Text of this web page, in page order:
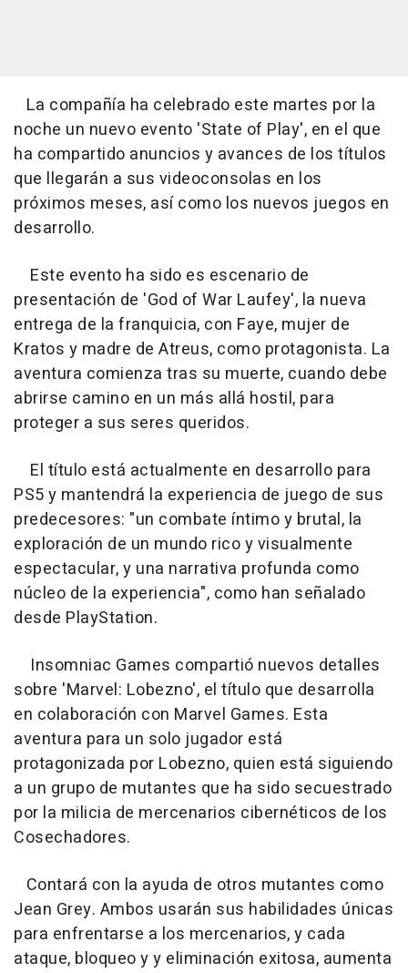
La compañía ha celebrado este martes por la
noche un nuevo evento 'State of Play', en el que
ha compartido anuncios y avances de los títulos
que llegarán a sus videoconsolas en los
próximos meses, así como los nuevos juegos en
desarrollo.
Este evento ha sido es escenario de
presentación de 'God of War Laufey', la nueva
entrega de la franquicia, con Faye, mujer de
Kratos y madre de Atreus, como protagonista. La
aventura comienza tras su muerte, cuando debe
abrirse camino en un más allá hostil, para
proteger a sus seres queridos.
El título está actualmente en desarrollo para
PS5 y mantendrá la experiencia de juego de sus
predecesores: "un combate íntimo y brutal, la
exploración de un mundo rico y visualmente
espectacular, y una narrativa profunda como
núcleo de la experiencia", como han señalado
desde PlayStation.
Insomniac Games compartió nuevos detalles
sobre 'Marvel: Lobezno', el título que desarrolla
en colaboración con Marvel Games. Esta
aventura para un solo jugador está
protagonizada por Lobezno, quien está siguiendo
a un grupo de mutantes que ha sido secuestrado
por la milicia de mercenarios cibernéticos de los
Cosechadores.
Contará con la ayuda de otros mutantes como
Jean Grey. Ambos usarán sus habilidades únicas
para enfrentarse a los mercenarios, y cada
ataque, bloqueo y y eliminación exitosa, aumenta